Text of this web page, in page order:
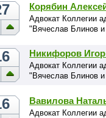
Корябин
Адвокат Коллегии
"Вячеслав Блинов
Никифоров
Адвокат Коллегии
"Вячеслав Блинов
Вавилова
Адвокат Коллегии